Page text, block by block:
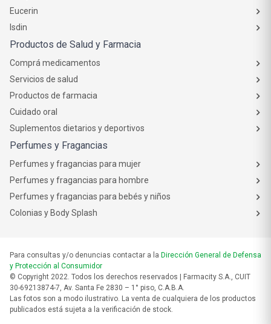
Eucerin
Isdin
Productos de Salud y Farmacia
Comprá medicamentos
Servicios de salud
Productos de farmacia
Cuidado oral
Suplementos dietarios y deportivos
Perfumes y Fragancias
Perfumes y fragancias para mujer
Perfumes y fragancias para hombre
Perfumes y fragancias para bebés y niños
Colonias y Body Splash
Para consultas y/o denuncias contactar a la Dirección General de Defensa
y Protección al Consumidor
© Copyright 2022. Todos los derechos reservados | Farmacity S.A., CUIT
30-69213874-7, Av. Santa Fe 2830 – 1° piso, C.A.B.A.
Las fotos son a modo ilustrativo. La venta de cualquiera de los productos
publicados está sujeta a la verificación de stock.